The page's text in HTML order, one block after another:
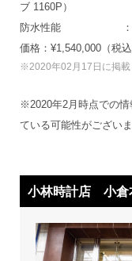
ブ 1160P）
防水性能 ：
価格：¥1,540,000（税込
※2020年02月17日に掲載
※2020年2月時点での
ている可能性がござい
小林時計店 小倉